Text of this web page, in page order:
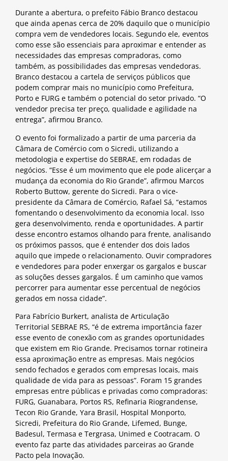
Durante a abertura, o prefeito Fábio Branco destacou
que ainda apenas cerca de 20% daquilo que o município
compra vem de vendedores locais. Segundo ele, eventos
como esse são essenciais para aproximar e entender as
necessidades das empresas compradoras, como
também, as possibilidades das empresas vendedoras.
Branco destacou a cartela de serviços públicos que
podem comprar mais no município como Prefeitura,
Porto e FURG e também o potencial do setor privado. “O
vendedor precisa ter preço, qualidade e agilidade na
entrega”, afirmou Branco.
O evento foi formalizado a partir de uma parceria da
Câmara de Comércio com o Sicredi, utilizando a
metodologia e expertise do SEBRAE, em rodadas de
negócios. “Esse é um movimento que ele pode alicerçar a
mudança da economia do Rio Grande”, afirmou Marcos
Roberto Buttow, gerente do Sicredi. Para o vice-
presidente da Câmara de Comércio, Rafael Sá, “estamos
fomentando o desenvolvimento da economia local. Isso
gera desenvolvimento, renda e oportunidades. A partir
desse encontro estamos olhando para frente, analisando
os próximos passos, que é entender dos dois lados
aquilo que impede o relacionamento. Ouvir compradores
e vendedores para poder enxergar os gargalos e buscar
as soluções desses gargalos. É um caminho que vamos
percorrer para aumentar esse percentual de negócios
gerados em nossa cidade”.
Para Fabrício Burkert, analista de Articulação
Territorial SEBRAE RS, “é de extrema importância fazer
esse evento de conexão com as grandes oportunidades
que existem em Rio Grande. Precisamos tornar rotineira
essa aproximação entre as empresas. Mais negócios
sendo fechados e gerados com empresas locais, mais
qualidade de vida para as pessoas”. Foram 15 grandes
empresas entre públicas e privadas como compradoras:
FURG, Guanabara, Portos RS, Refinaria Riograndense,
Tecon Rio Grande, Yara Brasil, Hospital Monporto,
Sicredi, Prefeitura do Rio Grande, Lifemed, Bunge,
Badesul, Termasa e Tergrasa, Unimed e Cootracam. O
evento faz parte das atividades parceiras ao Grande
Pacto pela Inovação.